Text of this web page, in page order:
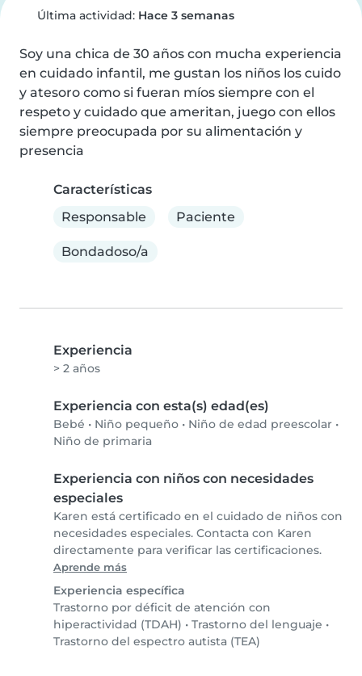
Última actividad: Hace 3 semanas
Soy una chica de 30 años con mucha experiencia
en cuidado infantil, me gustan los niños los cuido
y atesoro como si fueran míos siempre con el
respeto y cuidado que ameritan, juego con ellos
siempre preocupada por su alimentación y
presencia
Características
Responsable
Paciente
Bondadoso/a
Experiencia
> 2 años
Experiencia con esta(s) edad(es)
Bebé • Niño pequeño • Niño de edad preescolar •
Niño de primaria
Experiencia con niños con necesidades
especiales
Karen está certificado en el cuidado de niños con
necesidades especiales. Contacta con Karen
directamente para verificar las certificaciones.
Aprende más
Experiencia específica
Trastorno por déficit de atención con
hiperactividad (TDAH) • Trastorno del lenguaje •
Trastorno del espectro autista (TEA)